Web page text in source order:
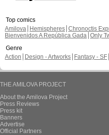
Top comics
Amilova
Hemispheres Chronoctis
Bienvenidos A República Gada Only
Genre
Action
Design - Artworks Fantasy - SF
THE AMILOVA PROJECT
About the Amilova Project
Press Reviews
Press kit
Banners
Advertise
Official Partners